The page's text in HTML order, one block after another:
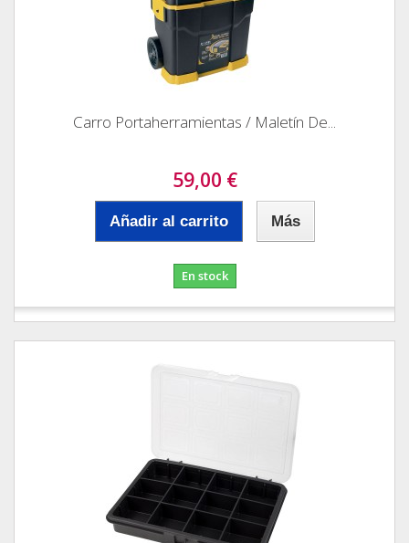
Carro Portaherramientas / Maletín De...
59,00 €
Añadir al carrito Más
En stock